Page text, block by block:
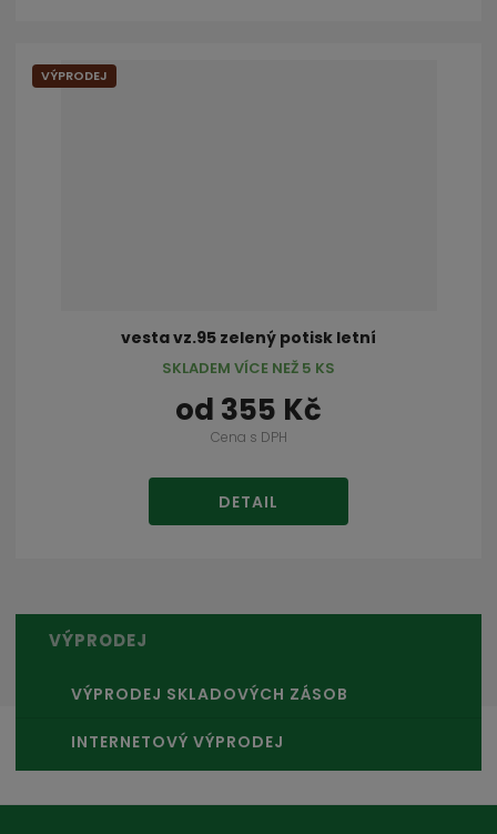
VÝPRODEJ
vesta vz.95 zelený potisk letní
od 355 Kč
Cena s DPH
DETAIL
SKLADEM VÍCE NEŽ 5 KS
VÝPRODEJ
VÝPRODEJ SKLADOVÝCH ZÁSOB
INTERNETOVÝ VÝPRODEJ